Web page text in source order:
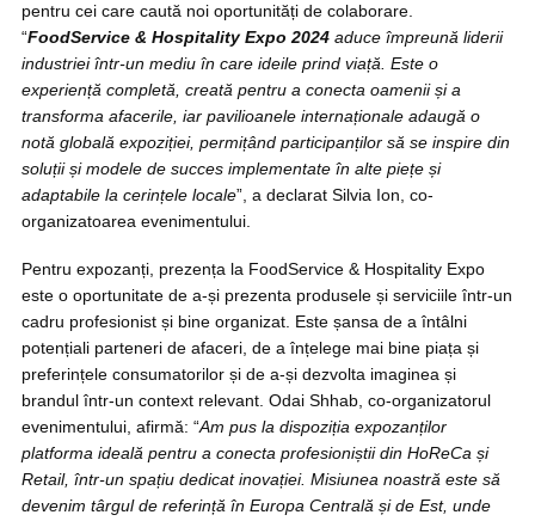
pentru cei care caută noi oportunități de colaborare.
“FoodService & Hospitality Expo 2024 aduce împreună liderii
industriei într-un mediu în care ideile prind viață. Este o
experiență completă, creată pentru a conecta oamenii și a
transforma afacerile, iar pavilioanele internaționale adaugă o
notă globală expoziției, permițând participanților să se inspire din
soluții și modele de succes implementate în alte piețe și
adaptabile la cerințele locale”, a declarat Silvia Ion, co-
organizatoarea evenimentului.
Pentru expozanți, prezența la FoodService & Hospitality Expo
este o oportunitate de a-și prezenta produsele și serviciile într-un
cadru profesionist și bine organizat. Este șansa de a întâlni
potențiali parteneri de afaceri, de a înțelege mai bine piața și
preferințele consumatorilor și de a-și dezvolta imaginea și
brandul într-un context relevant. Odai Shhab, co-organizatorul
evenimentului, afirmă: “Am pus la dispoziția expozanților
platforma ideală pentru a conecta profesioniștii din HoReCa și
Retail, într-un spațiu dedicat inovației. Misiunea noastră este să
devenim târgul de referință în Europa Centrală și de Est, unde